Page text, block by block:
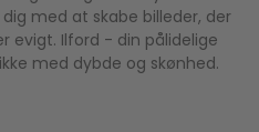
med at skabe billeder, der
evigt. Ilford - din pålidelige
med dybde og skønhed.